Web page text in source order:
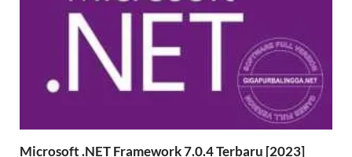
Microsoft .NET Framework 7.0.4 Terbaru [2023]